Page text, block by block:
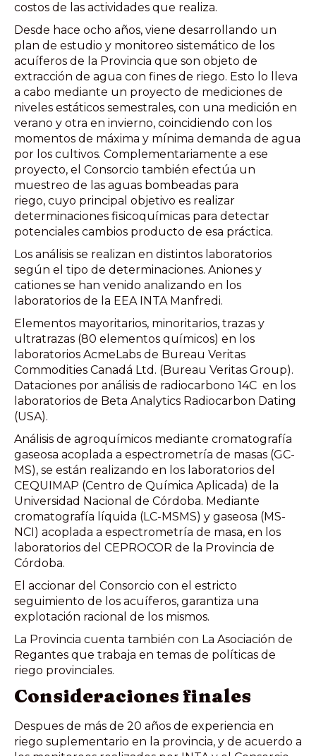
costos de las actividades que realiza.
Desde hace ocho años, viene desarrollando un
plan de estudio y monitoreo sistemático de los
acuíferos de la Provincia que son objeto de
extracción de agua con fines de riego. Esto lo lleva
a cabo mediante un proyecto de mediciones de
niveles estáticos semestrales, con una medición en
verano y otra en invierno, coincidiendo con los
momentos de máxima y mínima demanda de agua
por los cultivos. Complementariamente a ese
proyecto, el Consorcio también efectúa un
muestreo de las aguas bombeadas para
riego, cuyo principal objetivo es realizar
determinaciones fisicoquímicas para detectar
potenciales cambios producto de esa práctica.
Los análisis se realizan en distintos laboratorios
según el tipo de determinaciones. Aniones y
cationes se han venido analizando en los
laboratorios de la EEA INTA Manfredi.
Elementos mayoritarios, minoritarios, trazas y
ultratrazas (80 elementos químicos) en los
laboratorios AcmeLabs de Bureau Veritas
Commodities Canadá Ltd. (Bureau Veritas Group).
Dataciones por análisis de radiocarbono 14C en los
laboratorios de Beta Analytics Radiocarbon Dating
(USA).
Análisis de agroquímicos mediante cromatografía
gaseosa acoplada a espectrometría de masas (GC-
MS), se están realizando en los laboratorios del
CEQUIMAP (Centro de Química Aplicada) de la
Universidad Nacional de Córdoba. Mediante
cromatografía líquida (LC-MSMS) y gaseosa (MS-
NCI) acoplada a espectrometría de masa, en los
laboratorios del CEPROCOR de la Provincia de
Córdoba.
El accionar del Consorcio con el estricto
seguimiento de los acuíferos, garantiza una
explotación racional de los mismos.
La Provincia cuenta también con La Asociación de
Regantes que trabaja en temas de políticas de
riego provinciales.
Consideraciones finales
Despues de más de 20 años de experiencia en
riego suplementario en la provincia, y de acuerdo a